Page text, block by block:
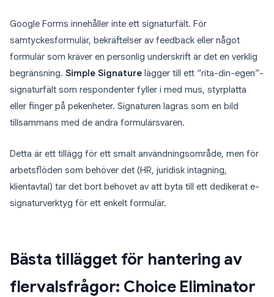
Google Forms innehåller inte ett signaturfält. För
samtyckesformulär, bekräftelser av feedback eller något
formulär som kräver en personlig underskrift är det en verklig
begränsning. Simple Signature lägger till ett “rita-din-egen”-
signaturfält som respondenter fyller i med mus, styrplatta
eller finger på pekenheter. Signaturen lagras som en bild
tillsammans med de andra formulärsvaren.
Detta är ett tillägg för ett smalt användningsområde, men för
arbetsflöden som behöver det (HR, juridisk intagning,
klientavtal) tar det bort behovet av att byta till ett dedikerat e-
signaturverktyg för ett enkelt formulär.
Bästa tillägget för hantering av
flervalsfrågor: Choice Eliminator